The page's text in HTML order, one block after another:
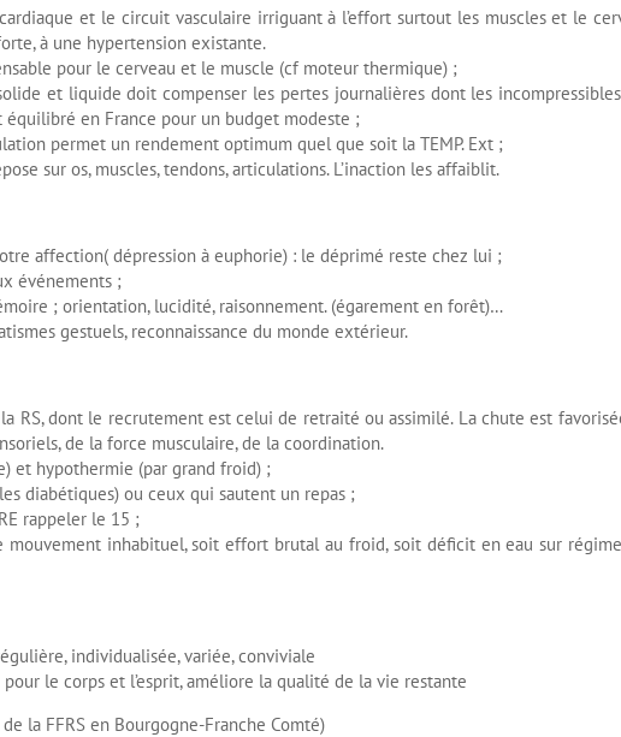
et le circuit vasculaire irriguant à l’effort surtout les muscles et le
à une hypertension existante.
pour le cerveau et le muscle (cf moteur thermique) ;
et liquide doit compenser les pertes journalières dont les
équilibré en France pour un budget modeste ;
permet un rendement optimum quel que soit la TEMP. Ext ;
sur os, muscles, tendons, articulations. L’inaction les affaiblit.
affection( dépression à euphorie) : le déprimé reste chez lui ;
événements ;
; orientation, lucidité, raisonnement. (égarement en forêt)…
gestuels, reconnaissance du monde extérieur.
RS, dont le recrutement est celui de retraité ou assimilé. La chute est
de la force musculaire, de la coordination.
et hypothermie (par grand froid) ;
diabétiques) ou ceux qui sautent un repas ;
rappeler le 15 ;
mouvement inhabituel, soit effort brutal au froid, soit déficit en eau sur
individualisée, variée, conviviale
pour le corps et l’esprit, améliore la qualité de la vie restante
la FFRS en Bourgogne-Franche Comté)